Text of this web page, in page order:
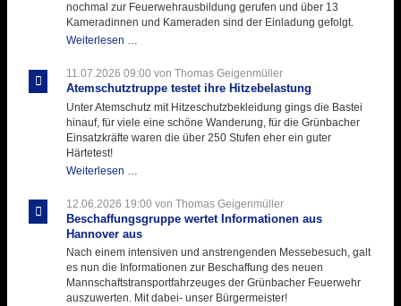
nochmal zur Feuerwehrausbildung gerufen und über 13
Kameradinnen und Kameraden sind der Einladung gefolgt.
Weiterlesen …
für
der
11.07.2026 09:00 von Thomas Geigenmüller
Atemschutztruppe testet ihre Hitzebelastung
Unter Atemschutz mit Hitzeschutzbekleidung gings die Bastei
hinauf, für viele eine schöne Wanderung, für die Grünbacher
Einsatzkräfte waren die über 250 Stufen eher ein guter
Härtetest!
Weiterlesen …
ihre
Hitzebelastung
12.06.2026 19:00 von Thomas Geigenmüller
Beschaffungsgruppe wertet Informationen aus
Hannover aus
Nach einem intensiven und anstrengenden Messebesuch, galt
es nun die Informationen zur Beschaffung des neuen
Mannschaftstransportfahrzeuges der Grünbacher Feuerwehr
auszuwerten. Mit dabei- unser Bürgermeister!